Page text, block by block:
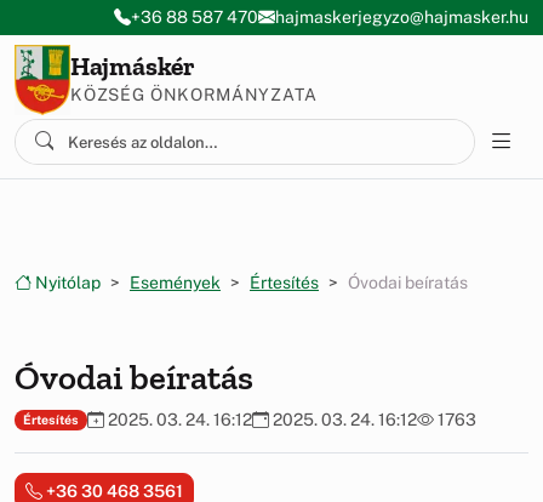
Ugrás a menüre
Ugrás a tartalomra
+36 88 587 470 hajmaskerjegyzo@hajmasker.hu
Hajmáskér
KÖZSÉG ÖNKORMÁNYZATA
Nyitólap Események Értesítés Óvodai beíratás
Óvodai beíratás
Értesítés 2025. 03. 24. 16:12 2025. 03. 24. 16:12 1763
+36 30 468 3561